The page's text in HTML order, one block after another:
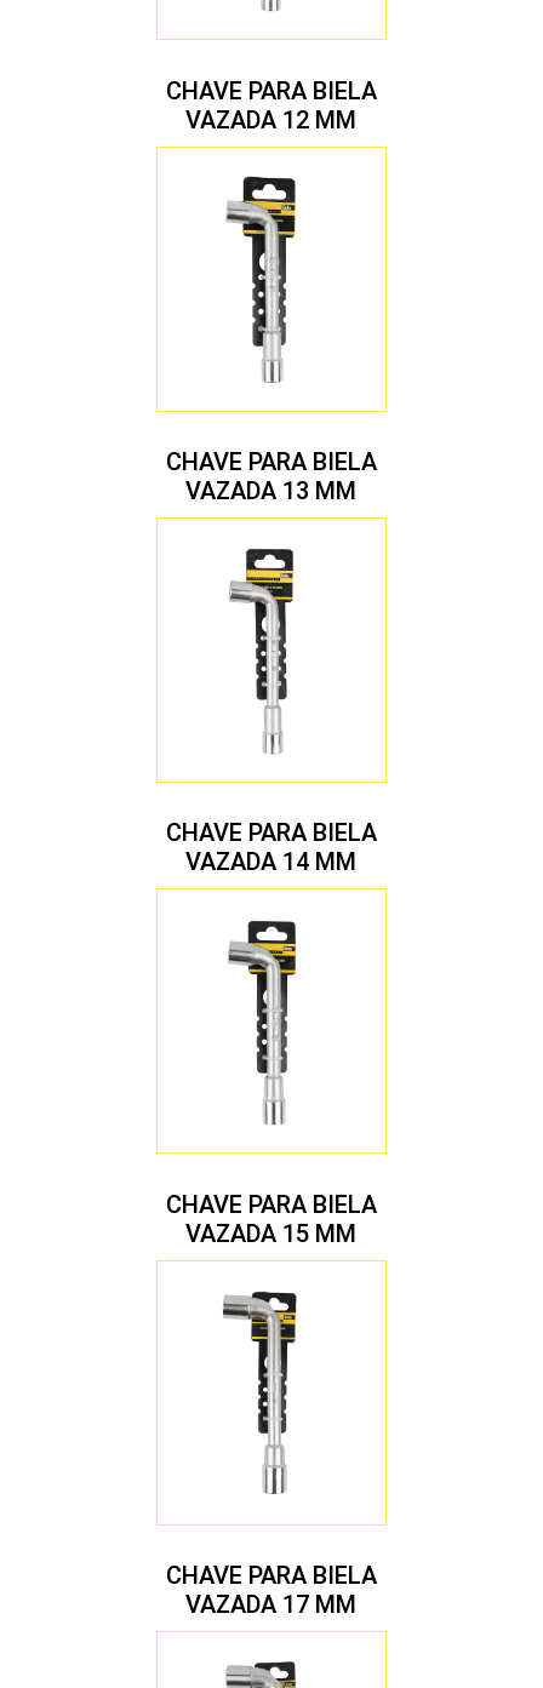
CHAVE PARA BIELA
VAZADA 12 MM
CHAVE PARA BIELA
VAZADA 13 MM
CHAVE PARA BIELA
VAZADA 14 MM
CHAVE PARA BIELA
VAZADA 15 MM
CHAVE PARA BIELA
VAZADA 17 MM